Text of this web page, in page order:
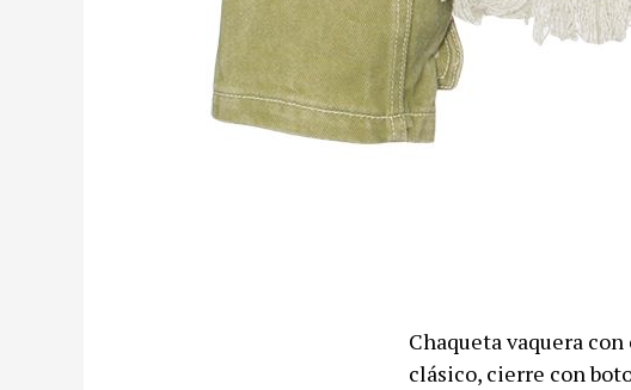
Chaqueta vaquera
clásico, cierre con